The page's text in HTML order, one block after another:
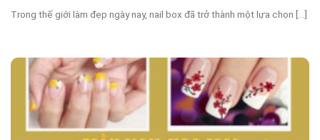
Trong thế giới làm đẹp ngày nay, nail box đã trở thành một lựa chọn [...]